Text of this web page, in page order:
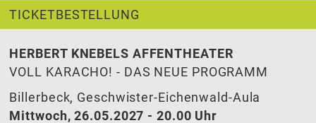
TICKETBESTELLUNG
HERBERT KNEBELS AFFENTHEATER
VOLL KARACHO! - DAS NEUE PROGRAMM
Billerbeck, Geschwister-Eichenwald-Aula
Mittwoch, 26.05.2027 - 20.00 Uhr